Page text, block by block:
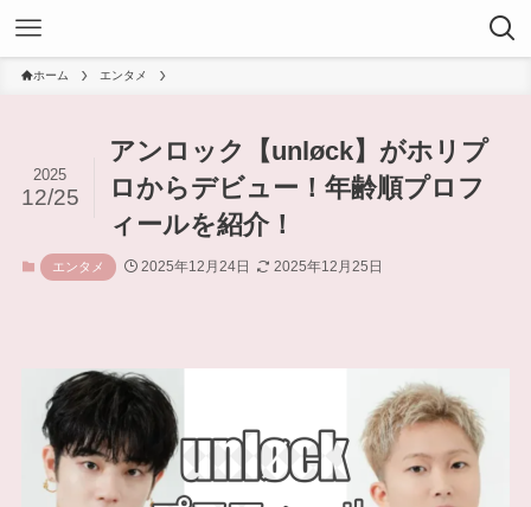
ホーム エンタメ
アンロック【unløck】がホリプ
ロからデビュー！年齢順プロフ
ィールを紹介！
2025
12/25
エンタメ 2025年12月24日 2025年12月25日